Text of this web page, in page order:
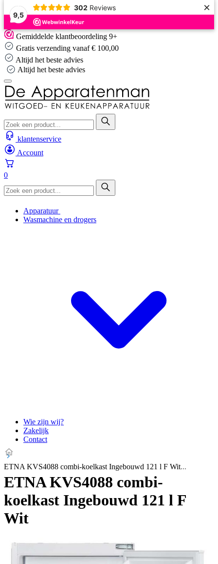
9,5
302 Reviews ×
Skip
to
content
Gemiddelde klantbeoordeling 9+
Gratis verzending vanaf € 100,00
Altijd het beste advies
Altijd het beste advies
klantenservice
Account
0
Apparatuur
Wasmachine en drogers
Wie zijn wij?
Zakelijk
Contact
ETNA KVS4088 combi-koelkast Ingebouwd 121 l F Wit
ETNA KVS4088 combi-
koelkast Ingebouwd 121 l F
Wit